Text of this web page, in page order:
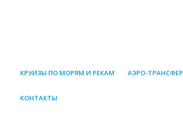
КРУИЗЫ ПО МОРЯМ И РЕКАМ АЭРО-ТРАНСФЕР
КОНТАКТЫ